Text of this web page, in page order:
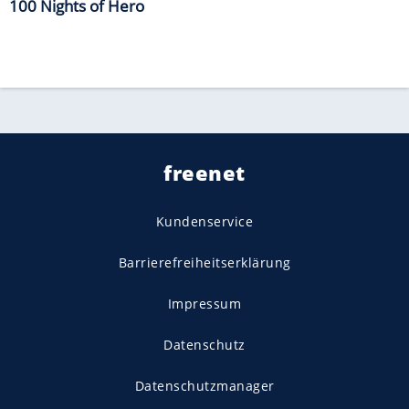
100 Nights of Hero
freenet
Kundenservice
Barrierefreiheitserklärung
Impressum
Datenschutz
Datenschutzmanager